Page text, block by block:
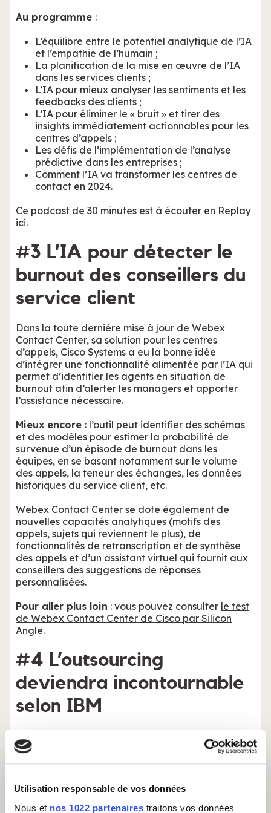
Utilisation responsable de vos données
Nous et nos 1022 partenaires traitons vos données
Au programme :
L’équilibre entre le potentiel analytique de l’IA
et l’empathie de l’humain ;
La planification de la mise en œuvre de l’IA
dans les services clients ;
L’IA pour mieux analyser les sentiments et les
feedbacks des clients ;
L’IA pour éliminer le « bruit » et tirer des
insights immédiatement actionnables pour les
centres d’appels ;
Les défis de l’implémentation de l’analyse
prédictive dans les entreprises ;
Comment l’IA va transformer les centres de
contact en 2024.
Ce podcast de 30 minutes est à écouter en Replay
ici.
#3 L’IA pour détecter le
burnout des conseillers du
service client
Dans la toute dernière mise à jour de Webex
Contact Center, sa solution pour les centres
d’appels, Cisco Systems a eu la bonne idée
d’intégrer une fonctionnalité alimentée par l’IA qui
permet d’identifier les agents en situation de
burnout afin d’alerter les managers et apporter
l’assistance nécessaire.
Mieux encore : l’outil peut identifier des schémas
et des modèles pour estimer la probabilité de
survenue d’un épisode de burnout dans les
équipes, en se basant notamment sur le volume
des appels, la teneur des échanges, les données
historiques du service client, etc.
Webex Contact Center se dote également de
nouvelles capacités analytiques (motifs des
appels, sujets qui reviennent le plus), de
fonctionnalités de retranscription et de synthèse
des appels et d’un assistant virtuel qui fournit aux
conseillers des suggestions de réponses
personnalisées.
Pour aller plus loin : vous pouvez consulter le test
de Webex Contact Center de Cisco par Silicon
Angle.
#4 L’outsourcing
deviendra incontournable
selon IBM
progressivement incontournable
pour les
rares et où l’incertitude économique persiste.
Selon le cabinet de conseil Korn Ferry, plus de 85